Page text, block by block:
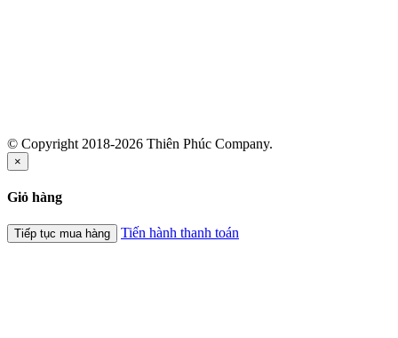
© Copyright 2018-2026 Thiên Phúc Company.
×
Giỏ hàng
Tiếp tục mua hàng Tiến hành thanh toán